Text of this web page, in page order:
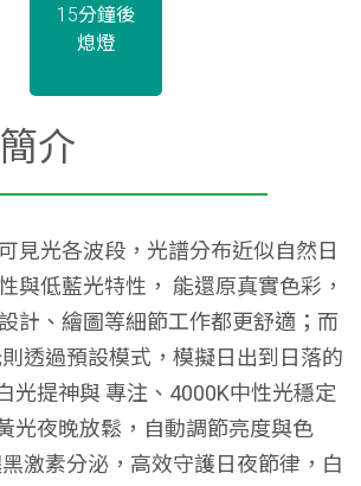
15分鐘後
熄燈
介
見光各波段，光譜分布近似自然日
與低藍光特性， 能還原真實色彩，
計、繪圖等細節工作都更舒適；而
透過預設模式，模擬日出到日落的
光提神與 專注、4000K中性光穩定
光夜晚放鬆，自動調節亮度與色
激素分泌，高效守護日夜節律，白